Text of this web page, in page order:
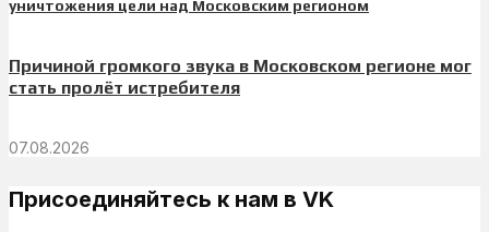
Причиной громкого звука в Московском регионе мог
стать пролёт истребителя
07.08.2026
Присоединяйтесь к нам в VK